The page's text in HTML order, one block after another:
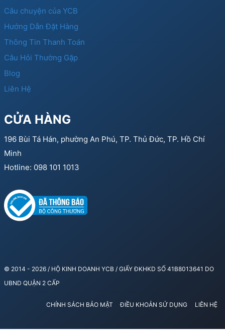
Câu chuyện của YCB
Hướng Dẫn Đặt Hàng
Thông Tin Thanh Toán
Câu Hỏi Thường Gặp
Blog
Liên Hệ
CỬA HÀNG
196 Bùi Tá Hán, phường An Phú, TP. Thủ Đức, TP. Hồ Chí
Minh
Hotline: 098 101 1013
© 2014 - 2026 / HỘ KINH DOANH YCB / GIẤY ĐKHKD SỐ 41B8013641 DO
UBND QUẬN 2 CẤP
CHÍNH SÁCH BẢO MẬT ĐIỀU KHOẢN SỬ DỤNG LIÊN HỆ